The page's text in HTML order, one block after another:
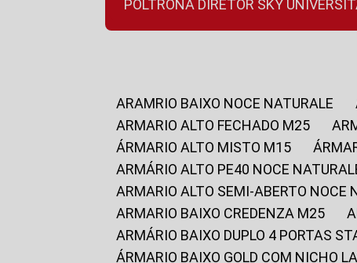
POLTRONA DIRETOR SKY
ARAMRIO BAIXO NOCE NATURALE
ARMARIO ALTO FECHADO M25
ÁRMARIO ALTO MISTO M15
ARMÁRIO ALTO PE40 NOCE
ARMARIO ALTO SEMI-ABERTO NOCE
ARMARIO BAIXO CREDENZA M25
ARMÁRIO BAIXO DUPLO 4 PORTAS
ÁRMARIO BAIXO GOLD COM NICHO